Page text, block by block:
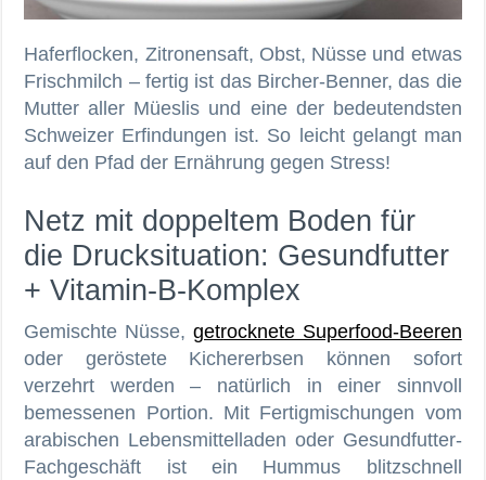
Haferflocken, Zitronensaft, Obst, Nüsse und etwas
Frischmilch – fertig ist das Bircher-Benner, das die
Mutter aller Müeslis und eine der bedeutendsten
Schweizer Erfindungen ist. So leicht gelangt man
auf den Pfad der Ernährung gegen Stress!
Netz mit doppeltem Boden für
die Drucksituation: Gesundfutter
+ Vitamin-B-Komplex
Gemischte Nüsse, getrocknete Superfood-Beeren
oder geröstete Kichererbsen können sofort
verzehrt werden – natürlich in einer sinnvoll
bemessenen Portion. Mit Fertigmischungen vom
arabischen Lebensmittelladen oder Gesundfutter-
Fachgeschäft ist ein Hummus blitzschnell